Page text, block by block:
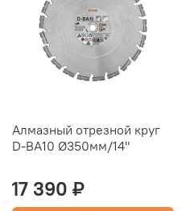
Алмазный отрезной круг
D-BA10 Ø350мм/14"
17 390 ₽